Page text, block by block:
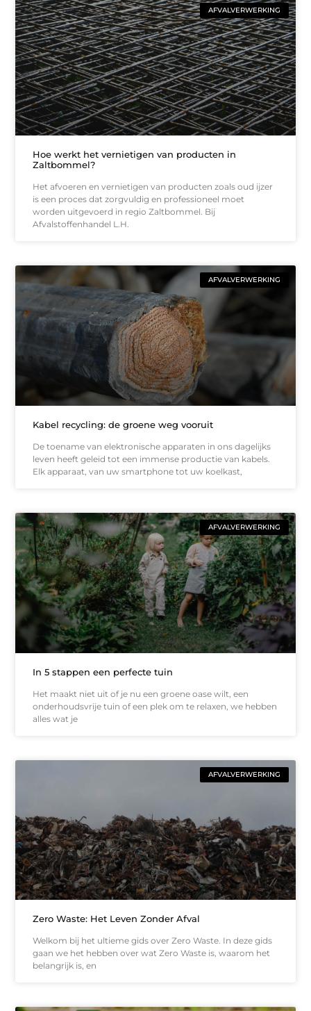
AFVALVERWERKING
Hoe werkt het vernietigen van producten in
Zaltbommel?
Het afvoeren en vernietigen van producten zoals oud ijzer
is een proces dat zorgvuldig en professioneel moet
worden uitgevoerd in regio Zaltbommel. Bij
Afvalstoffenhandel L.H.
AFVALVERWERKING
Kabel recycling: de groene weg vooruit
De toename van elektronische apparaten in ons dagelijks
leven heeft geleid tot een immense productie van kabels.
Elk apparaat, van uw smartphone tot uw koelkast,
AFVALVERWERKING
In 5 stappen een perfecte tuin
Het maakt niet uit of je nu een groene oase wilt, een
onderhoudsvrije tuin of een plek om te relaxen, we hebben
alles wat je
AFVALVERWERKING
Zero Waste: Het Leven Zonder Afval
Welkom bij het ultieme gids over Zero Waste. In deze gids
gaan we het hebben over wat Zero Waste is, waarom het
belangrijk is, en